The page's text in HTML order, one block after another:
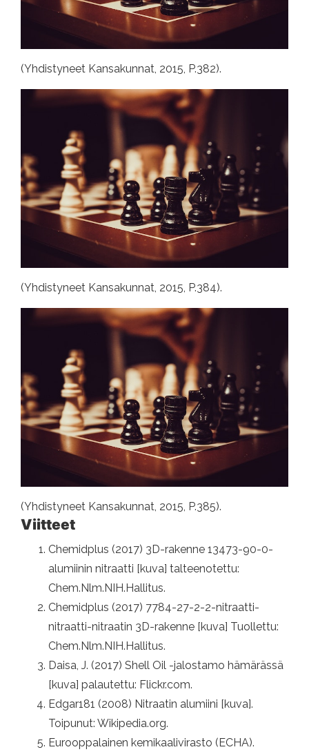
(Yhdistyneet Kansakunnat, 2015, P.382).
(Yhdistyneet Kansakunnat, 2015, P.384).
(Yhdistyneet Kansakunnat, 2015, P.385).
Viitteet
Chemidplus (2017) 3D-rakenne 13473-90-0-
alumiinin nitraatti [kuva] talteenotettu:
Chem.Nlm.NIH.Hallitus.
Chemidplus (2017) 7784-27-2-2-nitraatti-
nitraatti-nitraatin 3D-rakenne [kuva] Tuollettu:
Chem.Nlm.NIH.Hallitus.
Daisa, J. (2017) Shell Oil -jalostamo hämärässä
[kuva] palautettu: Flickr.com.
Edgar181 (2008) Nitraatin alumiini [kuva].
Toipunut: Wikipedia.org.
Eurooppalainen kemikaalivirasto (ECHA).